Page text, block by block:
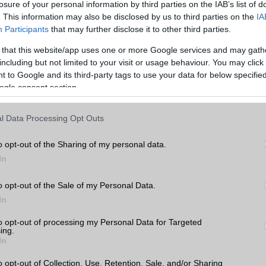
of your personal information by third parties on the IAB’s list of
This information may also be disclosed by us to third parties on the
Participants that may further disclose it to other third parties.
that this website/app uses one or more Google services and may
but not limited to your visit or usage behaviour. You may
to Google and its third-party tags to use your data for below
consent section.
Data Processing Opt Outs
opt-out of the Sharing of my personal data.
opt-out of the Sale of my Personal Data.
opt-out of processing my Personal Data for Targeted
opt-out of Collection, Use, Retention, Sale, and/or Sharing
előtt érdemes átgondolni, hogy mire is használnánk a készüléket. Ha
akkor például fontos lehet a nagy kijelző és a hosszú akkumulátor-
érdekel, hogy a legújabb és legjobb kamerával rendelkező készüléket szeretnéd,
amikor két mobiltelefont hasonlítunk össze, az ár. A mobiltelefonok széles
fontos, hogy az árakat összehasonlítsuk, és kiválasszuk a legjobb értéket
figyelembe kell vennünk a készülék belső hardverét, amely befolyásolja a
az egyik legfontosabb tényező, amikor egy mobiltelefont választunk. Az
azok számára, akik sokat utaznak, vagy sok időt töltenek el útközben. Az
és az energiatakarékos funkcióknak köszönhetően egyes készülékek
nagyon fontos tényező. A készülékek operációs rendszere befolyásolja a
iOS rendszerrel rendelkező készülékek szigorúbb biztonsági szabályokkal